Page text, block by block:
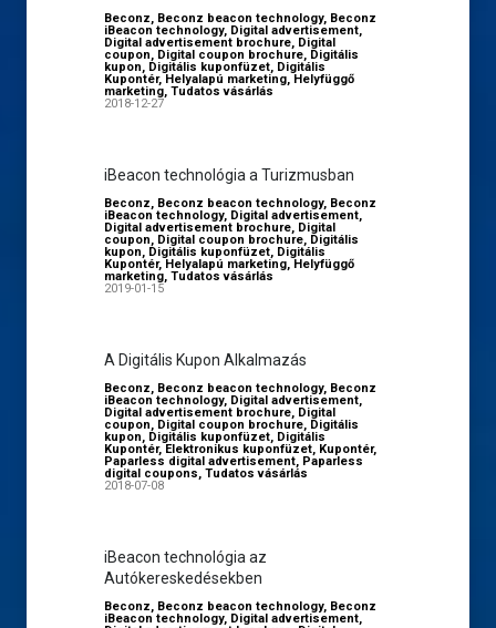
Beconz, Beconz beacon technology, Beconz
iBeacon technology, Digital advertisement,
Digital advertisement brochure, Digital
coupon, Digital coupon brochure, Digitális
kupon, Digitális kuponfüzet, Digitális
Kupontér, Helyalapú marketing, Helyfüggő
marketing, Tudatos vásárlás
2018-12-27
iBeacon technológia a Turizmusban
Beconz, Beconz beacon technology, Beconz
iBeacon technology, Digital advertisement,
Digital advertisement brochure, Digital
coupon, Digital coupon brochure, Digitális
kupon, Digitális kuponfüzet, Digitális
Kupontér, Helyalapú marketing, Helyfüggő
marketing, Tudatos vásárlás
2019-01-15
A Digitális Kupon Alkalmazás
Beconz, Beconz beacon technology, Beconz
iBeacon technology, Digital advertisement,
Digital advertisement brochure, Digital
coupon, Digital coupon brochure, Digitális
kupon, Digitális kuponfüzet, Digitális
Kupontér, Elektronikus kuponfüzet, Kupontér,
Paparless digital advertisement, Paparless
digital coupons, Tudatos vásárlás
2018-07-08
iBeacon technológia az
Autókereskedésekben
Beconz, Beconz beacon technology, Beconz
iBeacon technology, Digital advertisement,